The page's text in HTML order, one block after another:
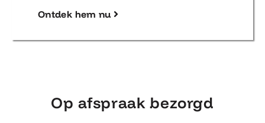
Ontdek hem nu
Op afspraak bezorgd